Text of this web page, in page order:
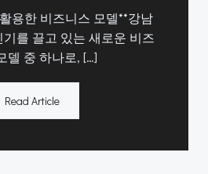
용한 비즈니스 모델**강남
를 끌고 있는 새로운 비즈
델 중 하나로, […]
Read Article